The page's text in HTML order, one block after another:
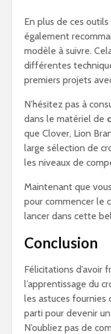
En plus de ces
également
modèle à suivre.
différentes
premiers projets
N’hésitez pas à
dans le matériel de
que Clover, Lion
large sélection de
les niveaux de
Maintenant que
pour commencer le
lancer dans cette
Conclusion
Félicitations d’avoir
l’apprentissage du
les astuces fournies
parti pour devenir
N’oubliez pas de